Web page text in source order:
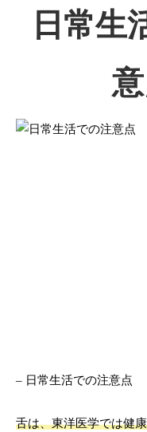
日常生
– 日常生活での注意点
舌は、東洋医学では健